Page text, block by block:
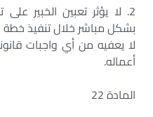
2. لا يؤثر تعبين الخبير
بشكل مباشر خلال تنفيذ خطة
لا يعفيه من أي واجبات
أعماله.
المادة 22